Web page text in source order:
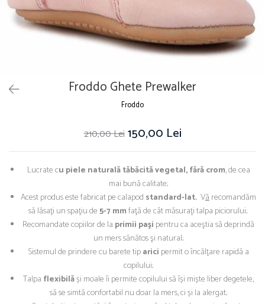
Froddo Ghete Prewalker
Froddo
210,00 Lei 150,00 Lei
Lucrate cu piele naturală tăbăcită vegetal, fără crom, de cea
mai bună calitate;
Acest produs este fabricat pe calapod standard-lat. Vărecomandăm
să lăsaţi un spaţiu de5-7 mmfaţă de cât măsuraţi talpa piciorului;
Recomandate copiilor de la primii paşi pentru ca aceştia să deprindă
un mers sănătos şi natural;
Sistemul de prindere cu barete tiparici permit o încălţare rapidă a
copilului;
Talpa flexibilăși moale îi permite copilului să își miște liber degetele,
să se simtă confortabil nu doar la mers, ci și la alergat;